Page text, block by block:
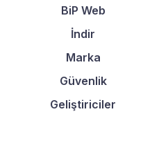
BiP Web
İndir
Marka
Güvenlik
Geliştiriciler